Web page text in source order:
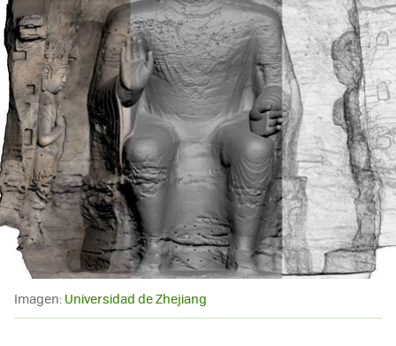
Imagen: Universidad de Zhejiang